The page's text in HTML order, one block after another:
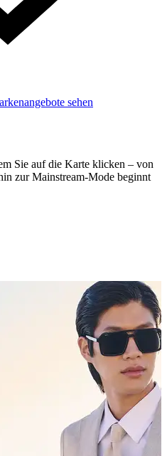
sehen
Sie auf die Karte klicken – von
zur Mainstream-Mode beginnt